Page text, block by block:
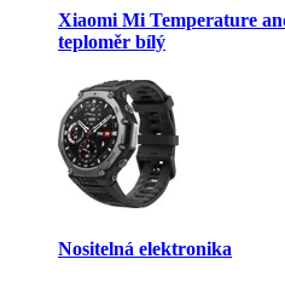
Xiaomi Mi Temperature
teploměr bílý
Nositelná elektronika